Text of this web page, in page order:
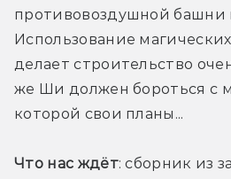
противовоздушной башни
Использование
делает строительство
же Ши должен бороться с
которой свои планы...
Что нас ждёт: сборник из